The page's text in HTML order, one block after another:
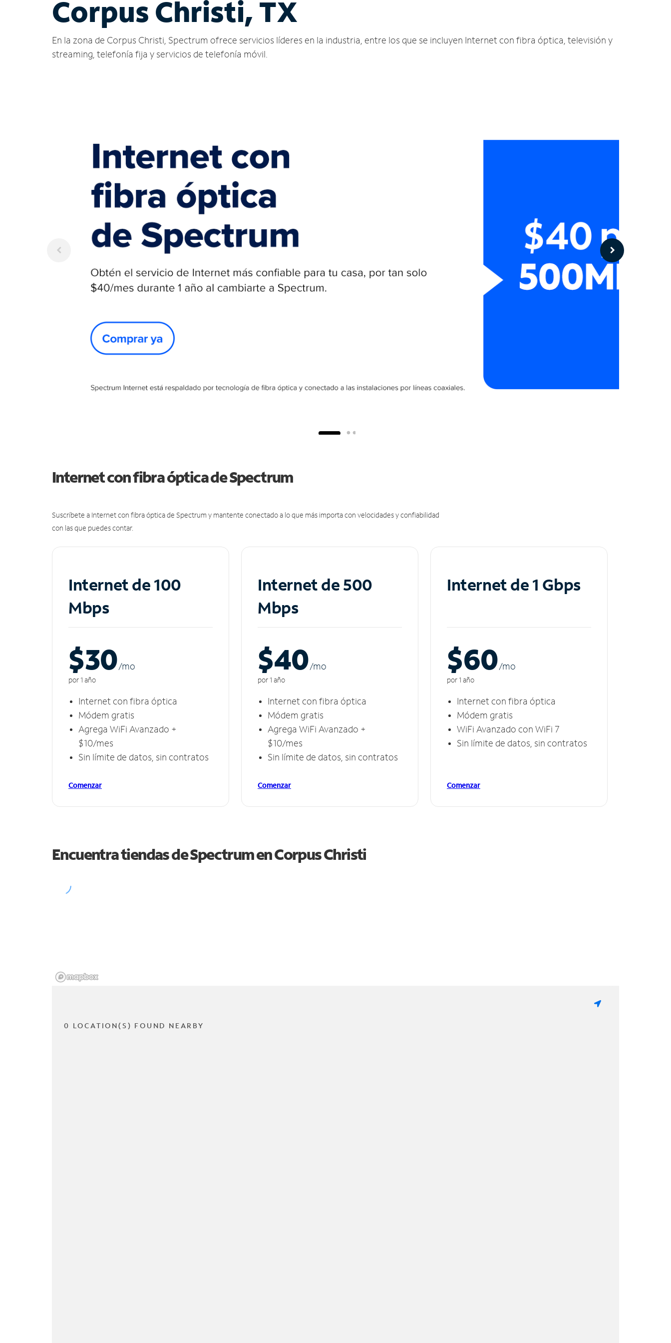
Corpus Christi, TX
En la zona de Corpus Christi, Spectrum ofrece servicios líderes en la industria, entre los que se incluyen Internet con fibra óptica, televisión y
streaming, telefonía fija y servicios de telefonía móvil.
Internet con fibra óptica de Spectrum
Suscríbete a Internet con fibra óptica de Spectrum y mantente conectado a lo que más importa con velocidades y confiabilidad
con las que puedes contar.
Internet de 100
Mbps
$30/mo
por 1 año
Internet con fibra óptica
Módem gratis
Agrega WiFi Avanzado +
$10/mes
Sin límite de datos, sin contratos
Comenzar
Internet de 500
Mbps
$40/mo
por 1 año
Internet con fibra óptica
Módem gratis
Agrega WiFi Avanzado +
$10/mes
Sin límite de datos, sin contratos
Comenzar
Internet de 1 Gbps
$60/mo
por 1 año
Internet con fibra óptica
Módem gratis
WiFi Avanzado con WiFi 7
Sin límite de datos, sin contratos
Comenzar
Encuentra tiendas de Spectrum enCorpus Christi
0 LOCATION(S) FOUND NEARBY